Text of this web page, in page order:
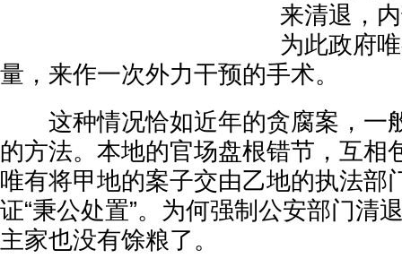
来清退，
为此政府
量，来作一次外力干预的手术。
这种情况恰如近年的贪腐案，一
的方法。本地的官场盘根错节，互相
唯有将甲地的案子交由乙地的执法部
证“秉公处置”。为何强制公安部门清
主家也没有馀粮了。